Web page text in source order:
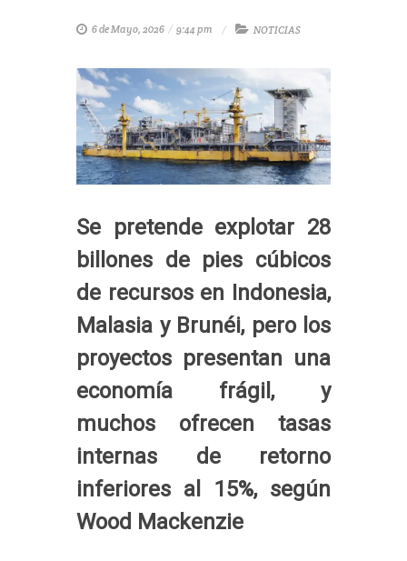
6 de Mayo, 2026 / 9:44 pm NOTICIAS
Se pretende explotar 28
billones de pies cúbicos
de recursos en Indonesia,
Malasia y Brunéi, pero los
proyectos presentan una
economía frágil, y
muchos ofrecen tasas
internas de retorno
inferiores al 15%, según
Wood Mackenzie